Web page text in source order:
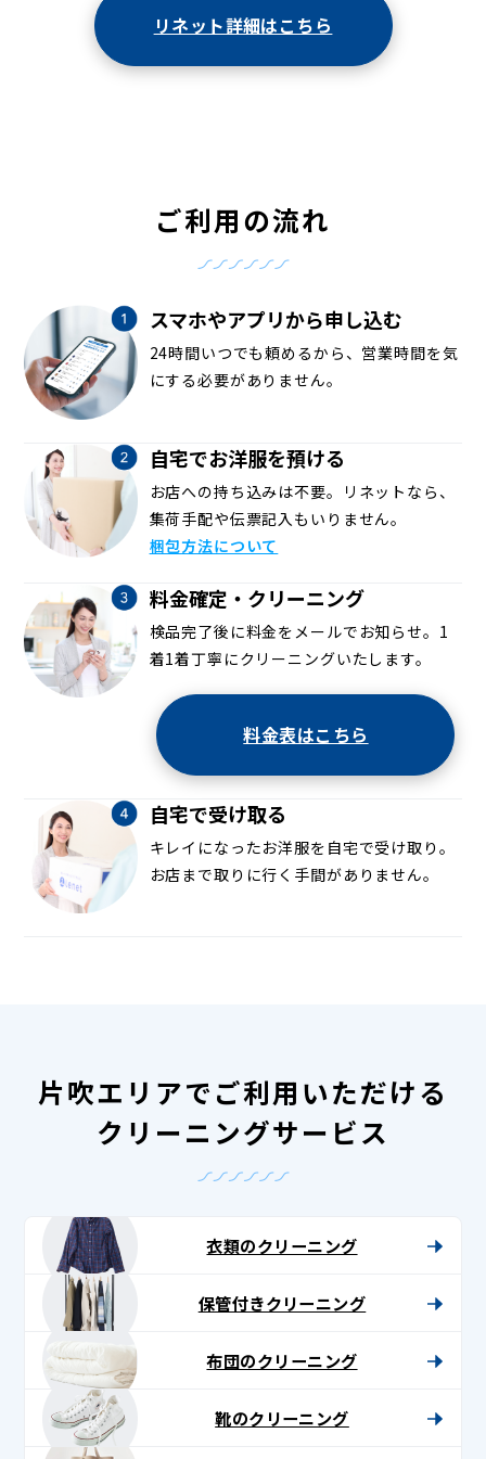
リネット詳細はこちら
ご利用の流れ
スマホやアプリから申し込む
24時間いつでも頼めるから、営業時間を気
にする必要がありません。
自宅でお洋服を預ける
お店への持ち込みは不要。リネットなら、
集荷手配や伝票記入もいりません。
梱包方法について
料金確定・クリーニング
検品完了後に料金をメールでお知らせ。1
着1着丁寧にクリーニングいたします。
料金表はこちら
自宅で受け取る
キレイになったお洋服を自宅で受け取り。
お店まで取りに行く手間がありません。
片吹エリアでご利用いただける
クリーニングサービス
衣類のクリーニング
保管付きクリーニング
布団のクリーニング
靴のクリーニング